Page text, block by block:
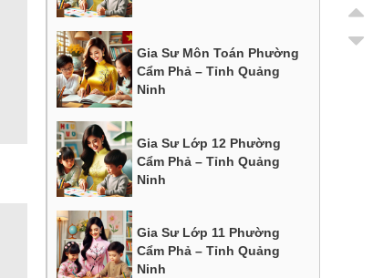
Gia Sư Môn Toán Phường
Cẩm Phả – Tỉnh Quảng
Ninh
Gia Sư Lớp 12 Phường
Cẩm Phả – Tỉnh Quảng
Ninh
Gia Sư Lớp 11 Phường
Cẩm Phả – Tỉnh Quảng
Ninh